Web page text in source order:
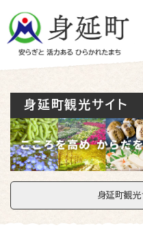
ー
先
身延町観光サイト
身延町観光